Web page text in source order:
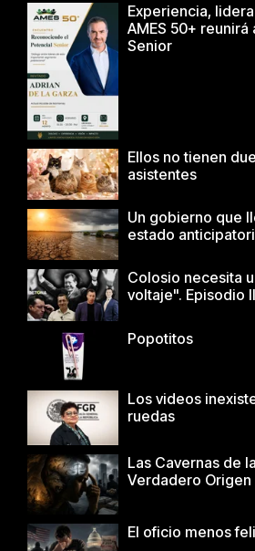
Experiencia,
AMES 50+
Senior
Ellos no tienen
asistentes
Un gobierno que
estado
Colosio necesita
voltaje". Episodio
Popotitos
Los videos
ruedas
Las Cavernas de
Verdadero
El oficio menos